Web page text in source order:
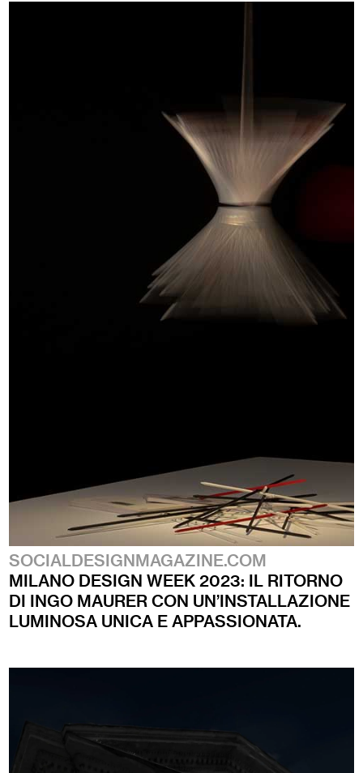
SOCIALDESIGNMAGAZINE.COM
MILANO DESIGN WEEK 2023: IL RITORNO
DI INGO MAURER CON UN’INSTALLAZIONE
LUMINOSA UNICA E APPASSIONATA.